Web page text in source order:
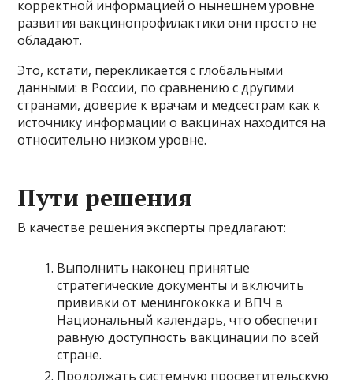
корректной информацией о нынешнем уровне
развития вакцинопрофилактики они просто не
обладают.
Это, кстати, перекликается с глобальными
данными: в России, по сравнению с другими
странами, доверие к врачам и медсестрам как к
источнику информации о вакцинах находится на
относительно низком уровне.
Пути решения
В качестве решения эксперты предлагают:
Выполнить наконец принятые
стратегические документы и включить
прививки от менингококка и ВПЧ в
Национальный календарь, что обеспечит
равную доступность вакцинации по всей
стране.
Продолжать системную просветительскую